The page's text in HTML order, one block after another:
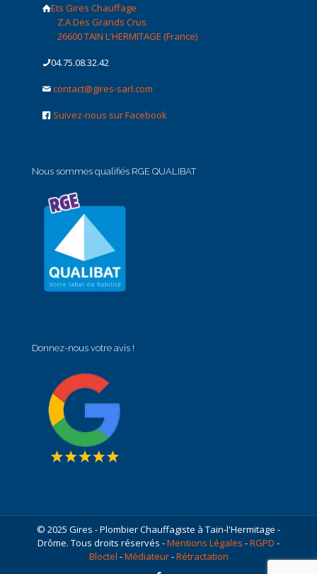
Ets Gires Chauffage
Z.A Des Grands Crus
26600 TAIN L'HERMITAGE (France)
04.75.08.32.42
contact@gires-sarl.com
Suivez-nous sur Facebook
Nous sommes qualifiés RGE QUALIBAT
Donnez-nous votre avis !
© 2025 Gires - Plombier Chauffagiste à Tain-l'Hermitage -
Drôme. Tous droits réservés -Mentions Légales -RGPD -
Bloctel -Médiateur-Rétractation